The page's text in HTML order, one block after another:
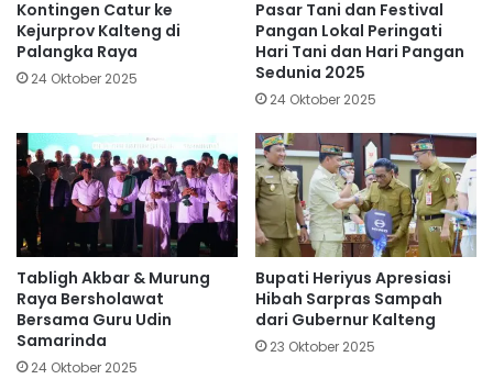
Kontingen Catur ke
Kejurprov Kalteng di
Palangka Raya
24 Oktober 2025
Pasar Tani dan Festival
Pangan Lokal Peringati
Hari Tani dan Hari Pangan
Sedunia 2025
24 Oktober 2025
Tabligh Akbar & Murung
Raya Bersholawat
Bersama Guru Udin
Samarinda
24 Oktober 2025
Bupati Heriyus Apresiasi
Hibah Sarpras Sampah
dari Gubernur Kalteng
23 Oktober 2025